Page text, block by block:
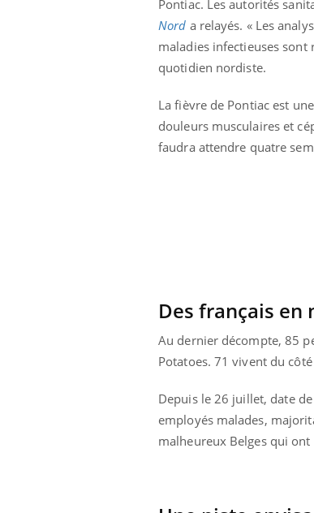
Pontiac. Les autorités
Nord a relayés. « Les
maladies infectieuses sont
quotidien nordiste.
La fièvre de Pontiac est
douleurs musculaires et
faudra attendre quatre
Des français en
Au dernier décompte, 85
Potatoes. 71 vivent du
Depuis le 26 juillet, date
employés malades,
malheureux Belges qui
Le Viagra pourrait-il
freiner la
cancer ?
de protéines pourrait
finalement être